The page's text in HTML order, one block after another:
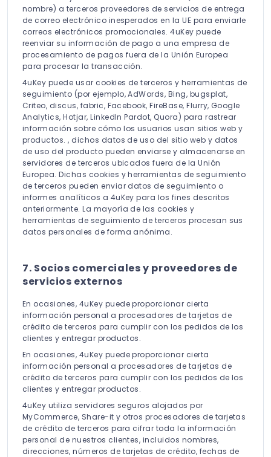
nombre) a terceros proveedores de servicios de entrega
de correo electrónico inesperados en la UE para enviarle
correos electrónicos promocionales. 4uKey puede
reenviar su información de pago a una empresa de
procesamiento de pagos fuera de la Unión Europea
para procesar la transacción.
4uKey puede usar cookies de terceros y herramientas de
seguimiento (por ejemplo, AdWords, Bing, bugsplat,
Criteo, discus, fabric, Facebook, FireBase, Flurry, Google
Analytics, Hotjar, LinkedIn Pardot, Quora) para rastrear
información sobre cómo los usuarios usan sitios web y
productos. , dichos datos de uso del sitio web y datos
de uso del producto pueden enviarse y almacenarse en
servidores de terceros ubicados fuera de la Unión
Europea. Dichas cookies y herramientas de seguimiento
de terceros pueden enviar datos de seguimiento o
informes analíticos a 4uKey para los fines descritos
anteriormente. La mayoría de las cookies y
herramientas de seguimiento de terceros procesan sus
datos personales de forma anónima.
7. Socios comerciales y proveedores de
servicios externos
En ocasiones, 4uKey puede proporcionar cierta
información personal a procesadores de tarjetas de
crédito de terceros para cumplir con los pedidos de los
clientes y entregar productos.
En ocasiones, 4uKey puede proporcionar cierta
información personal a procesadores de tarjetas de
crédito de terceros para cumplir con los pedidos de los
clientes y entregar productos.
4uKey utiliza servidores seguros alojados por
MyCommerce, Share-it y otros procesadores de tarjetas
de crédito de terceros para cifrar toda la información
personal de nuestros clientes, incluidos nombres,
direcciones, números de tarjetas de crédito, fechas de